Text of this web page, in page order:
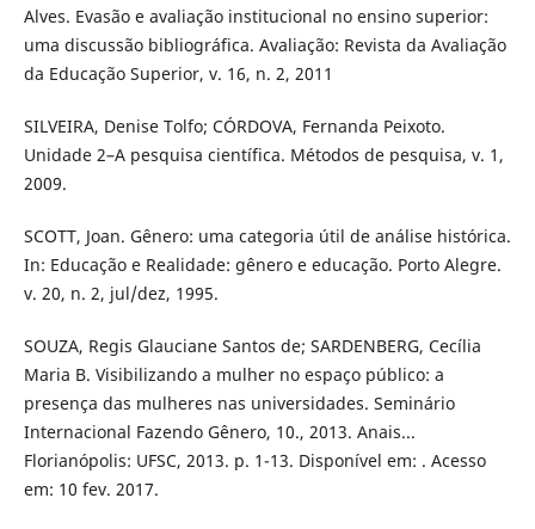
Alves. Evasão e avaliação institucional no ensino superior:
uma discussão bibliográfica. Avaliação: Revista da Avaliação
da Educação Superior, v. 16, n. 2, 2011
SILVEIRA, Denise Tolfo; CÓRDOVA, Fernanda Peixoto.
Unidade 2–A pesquisa científica. Métodos de pesquisa, v. 1,
2009.
SCOTT, Joan. Gênero: uma categoria útil de análise histórica.
In: Educação e Realidade: gênero e educação. Porto Alegre.
v. 20, n. 2, jul/dez, 1995.
SOUZA, Regis Glauciane Santos de; SARDENBERG, Cecília
Maria B. Visibilizando a mulher no espaço público: a
presença das mulheres nas universidades. Seminário
Internacional Fazendo Gênero, 10., 2013. Anais...
Florianópolis: UFSC, 2013. p. 1-13. Disponível em: . Acesso
em: 10 fev. 2017.